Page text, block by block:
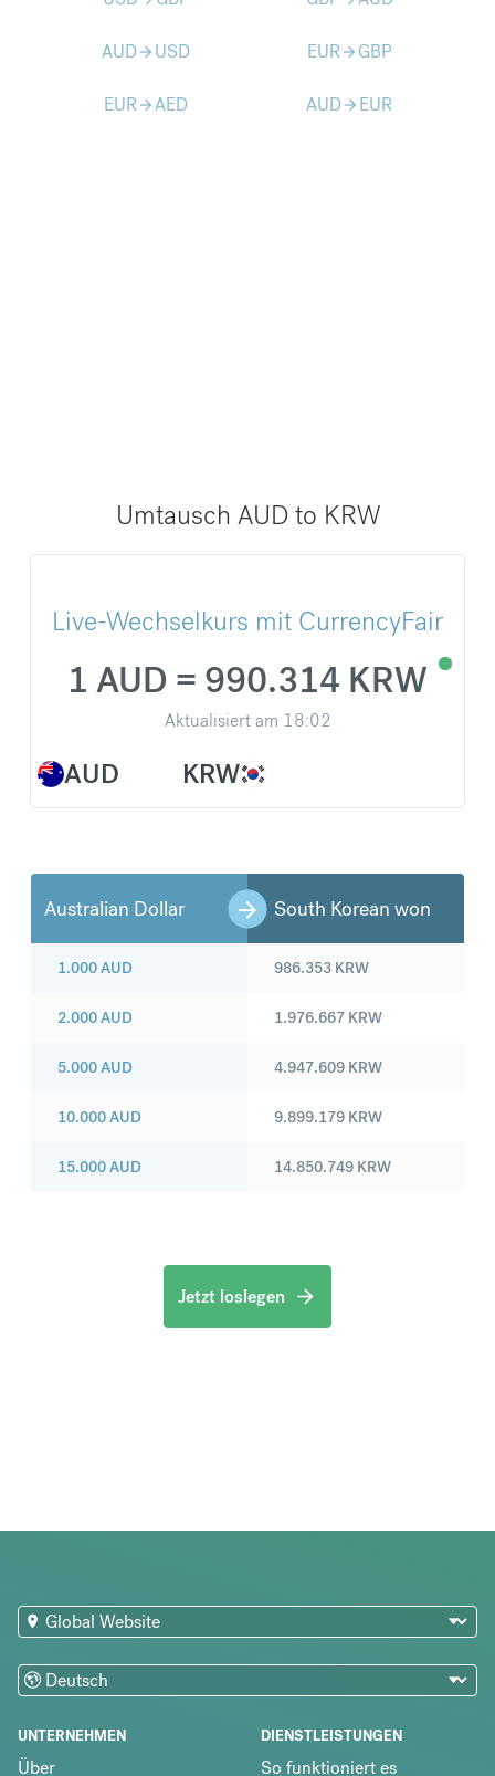
AUDarrow_forward USD EURarrow_forward GBP
EURarrow_forwardAED AUDarrow_forward EUR
Umtausch AUD to KRW
Live-Wechselkurs mit CurrencyFair
AUD
1 AUD = 990.314 KRW
Aktualisiert am 18:02
KRW
Australian Dollar South Korean won
1.000AUD
2.000AUD
5.000AUD
10.000AUD
15.000AUD
986.353 KRW
1.976.667 KRW
4.947.609 KRW
9.899.179 KRW
14.850.749 KRW
Jetzt loslegen
UNTERNEHMEN
Über
DIENSTLEISTUNGEN
So funktioniert es